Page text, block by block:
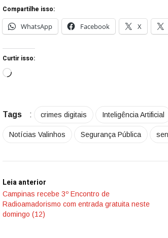
Compartilhe isso:
WhatsApp
Facebook X
Curtir isso:
Tags : crimes digitais Inteligência Artificial
Notícias Valinhos Segurança Pública
Leia anterior
Campinas recebe 3º Encontro de
Radioamadorismo com entrada gratuita neste
domingo (12)